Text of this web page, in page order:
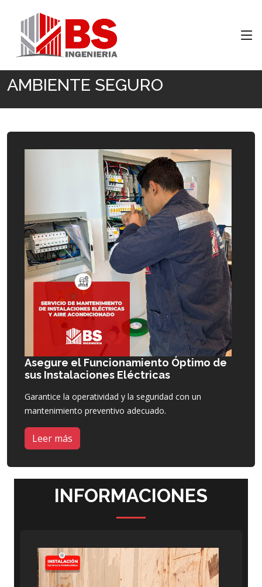
AMBIENTE SEGURO
Asegure el Funcionamiento Óptimo de
sus Instalaciones Eléctricas
Garantice la operatividad y la seguridad con un
mantenimiento preventivo adecuado.
Leer más
INFORMACIONES